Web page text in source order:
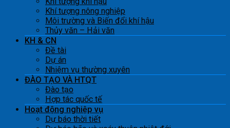
Khí tượng nông nghiệp
Môi trường và Biến đổi khí hậu
Thủy văn – Hải văn
KH & CN
Đề tài
Dự án
Nhiệm vụ thường xuyên
ĐÀO TẠO VÀ HTQT
Đào tạo
Hợp tác quốc tế
Hoạt động nghiệp vụ
Dự báo thời tiết